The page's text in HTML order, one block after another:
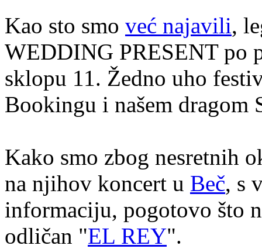
Kao sto smo već najavili,
WEDDING PRESENT po
sklopu 11. Žedno uho
Bookingu i našem dragom
Kako smo zbog nesretnih
na njihov koncert u Beč, s
informaciju, pogotovo što
odličan "EL REY".